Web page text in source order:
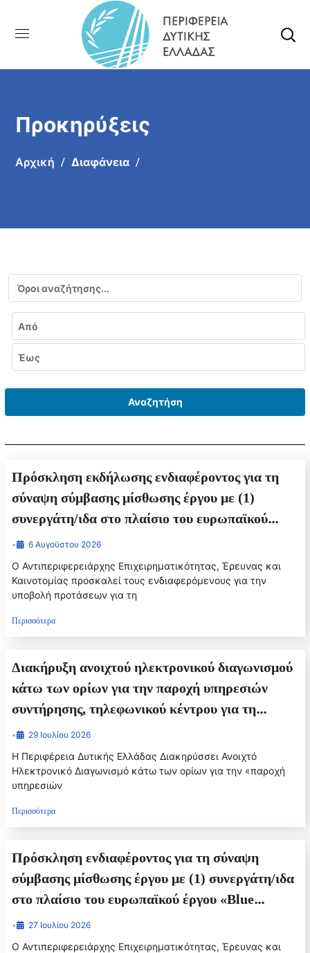
Προκηρύξεις
Αρχική Διαφάνεια
Αναζήτηση
Εύρος ημερομηνιών
Από
Έως
Αναζητήση
Πρόσκληση εκδήλωσης ενδιαφέροντος για τη
σύναψη σύμβασης μίσθωσης έργου με (1)
συνεργάτη/ιδα στο πλαίσιο του ευρωπαϊκού
έργου «Women for Science, Technology,
Engineering, and Mathematics in Europe
(«WeSTEMEU») – Γυναίκες για την Επιστήμη,
την Τεχνολογία, τη Μηχανική και τα
Μαθηματικά στην Ευρώπη», στο πλαίσιο του
01C0262).
• 6 Αυγούστου 2026
Ο Αντιπεριφερειάρχης Επιχειρηματικότητας, Έρευνας και
Καινοτομίας προσκαλεί τους ενδιαφερόμενους για την
υποβολή προτάσεων για τη
Περισσότερα
Διακήρυξη ανοιχτού ηλεκτρονικού διαγωνισμού
κάτω των ορίων για την παροχή υπηρεσιών
συντήρησης, τηλεφωνικού κέντρου για τη
Διεύθυνση Μεταφορών και Επικοινωνιών της
Π.Ε Ηλείας, για 24 μήνες
• 29 Ιουλίου 2026
Η Περιφέρεια Δυτικής Ελλάδας Διακηρύσσει Ανοιχτό
Ηλεκτρονικό Διαγωνισμό κάτω των ορίων για την «παροχή
υπηρεσιών
Περισσότερα
Πρόσκληση ενδιαφέροντος για τη σύναψη
σύμβασης μίσθωσης έργου με (1) συνεργάτη/ιδα
στο πλαίσιο του ευρωπαϊκού έργου «Blue
Technologies for competitiveness and
sustainable innovation of SMEs» _ «Γαλάζιες
• 27 Ιουλίου 2026
Ο Αντιπεριφερειάρχης Επιχειρηματικότητας, Έρευνας και